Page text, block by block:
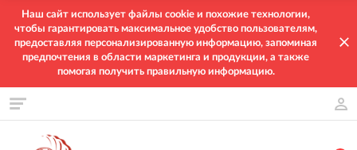
Наш сайт использует файлы cookie и похожие технологии,
чтобы гарантировать максимальное удобство пользователям,
предоставляя персонализированную информацию, запоминая
предпочтения в области маркетинга и продукции, а также
помогая получить правильную информацию.